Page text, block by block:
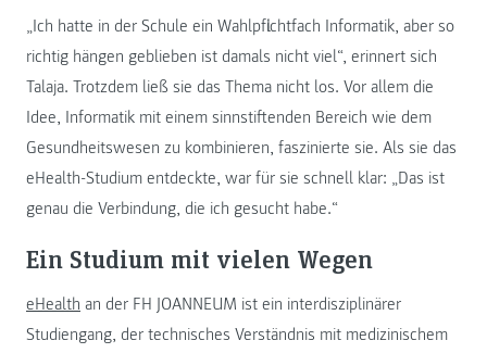
„Ich hatte in der Schule ein Wahlpflichtfach Informatik, aber so
richtig hängen geblieben ist damals nicht viel“, erinnert sich
Talaja. Trotzdem ließ sie das Thema nicht los. Vor allem die
Idee, Informatik mit einem sinnstiftenden Bereich wie dem
Gesundheitswesen zu kombinieren, faszinierte sie. Als sie das
eHealth-Studium entdeckte, war für sie schnell klar: „Das ist
genau die Verbindung, die ich gesucht habe.“
Ein Studium mit vielen Wegen
eHealth an der FH JOANNEUM ist ein interdisziplinärer
Studiengang, der technisches Verständnis mit medizinischem